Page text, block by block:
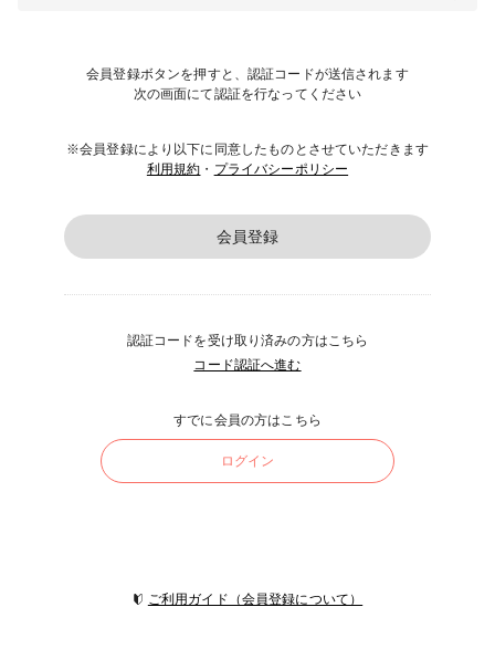
会員登録ボタンを押すと、認証コードが送信されます
次の画面にて認証を行なってください
※会員登録により以下に同意したものとさせていただきます
利用規約 ・ プライバシーポリシー
会員登録
認証コードを受け取り済みの方はこちら
コード認証へ進む
すでに会員の方はこちら
ログイン
ご利用ガイド（会員登録について）